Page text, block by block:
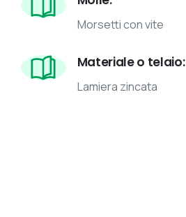
Morsetti con vite
Materiale o telaio:
Lamiera zincata